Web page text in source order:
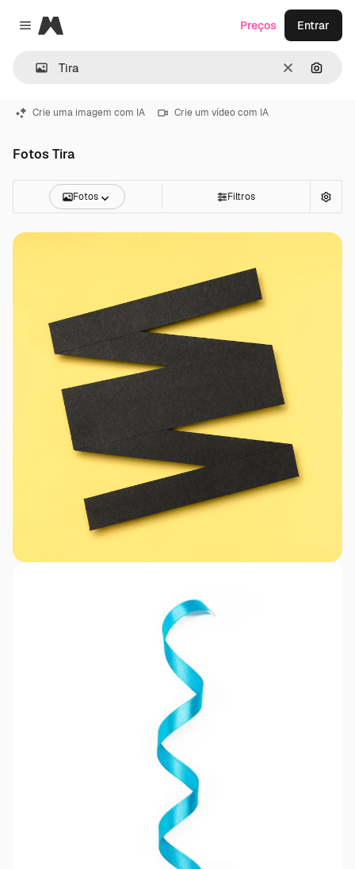
Close menu
Magnific
Limpar
Preços Entrar
Crie uma imagem com IA Crie um vídeo com IA
Fotos Tira
Fotos Filtros